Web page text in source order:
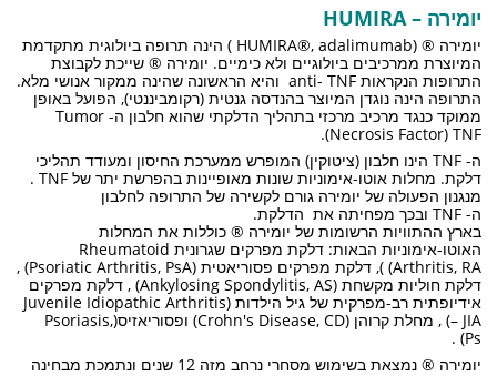
יומירה – HUMIRA
יומירה ® (HUMIRA®, adalimumab ) הינה תרופה ביולוגית מתקדמת
המיוצרת ממרכיבים ביולוגיים ולא כימיים. יומירה ® שייכת לקבוצת
התרופות הנקראות anti- TNF והיא הראשונה שהינה ממקור אנושי מלא.
התרופה הינה נוגדן המיוצר בהנדסה גנטית (רקומביננטי), הפועל באופן
ממוקד כנגד מרכיב מרכזי בתהליך הדלקתי שהוא חלבון ה- Tumor
Necrosis Factor) TNF).
ה- TNF הינו חלבון (ציטוקין) המופרש ממערכת החיסון ומעודד תהליכי
דלקת. מחלות אוטו-אימוניות שונות מאופיינות בהפרשת יתר של TNF .
מנגנון הפעולה של יומירה גורם לקשירה של התרופה לחלבון
ה- TNF ובכך מפחיתה את הדלקת.
בארץ ההתוויות הרשומות של יומירה ® כוללות את המחלות
האוטו-אימוניות הבאות: דלקת מפרקים שגרונית Rheumatoid
Arthritis, RA) ), דלקת מפרקים פסוריאטית (Psoriatic Arthritis, PsA) ,
דלקת חוליות מקשחת (Ankylosing Spondylitis, AS) , דלקת מפרקים
אידיופתית רב-מפרקית של גיל הילדות (Juvenile Idiopathic Arthritis
– JIA) , מחלת קרוהן (Crohn's Disease, CD) ופסוריאזיס(Psoriasis,
Ps) .
יומירה ® נמצאת בשימוש מסחרי נרחב מזה 12 שנים ונתמכת מבחינה